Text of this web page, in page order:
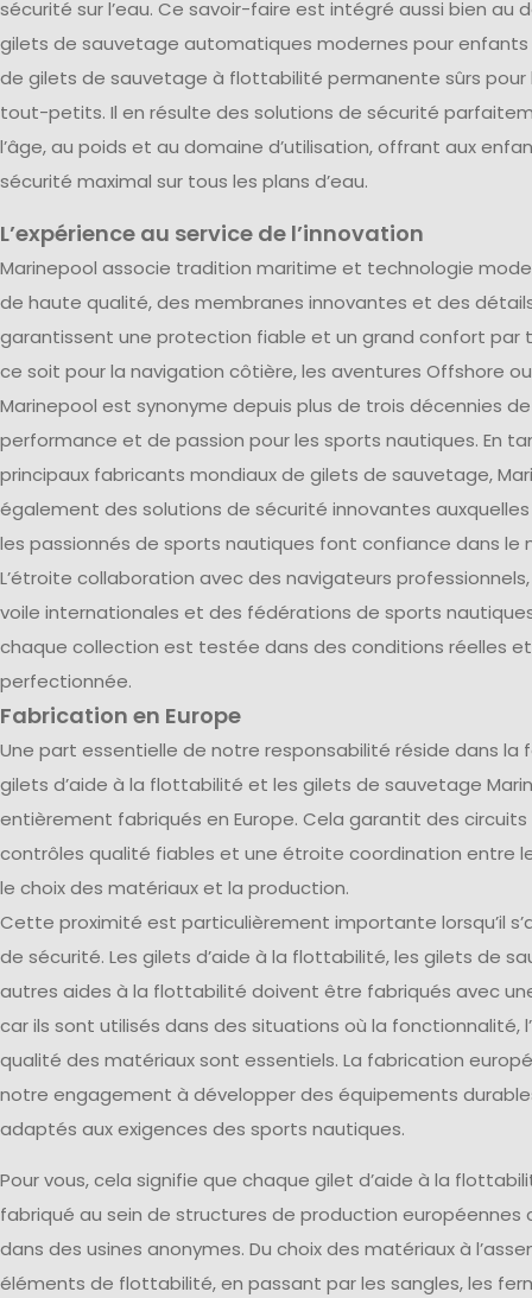
sécurité sur l’eau. Ce savoir-faire est intégré aussi bien au
gilets de sauvetage automatiques modernes pour enfants
de gilets de sauvetage à flottabilité permanente sûrs pour
tout-petits. Il en résulte des solutions de sécurité
l’âge, au poids et au domaine d’utilisation, offrant aux
sécurité maximal sur tous les plans d’eau.
L’expérience au service de l’innovation
Marinepool associe tradition maritime et technologie
de haute qualité, des membranes innovantes et des
garantissent une protection fiable et un grand confort par
ce soit pour la navigation côtière, les aventures Offshore ou
Marinepool est synonyme depuis plus de trois décennies
performance et de passion pour les sports nautiques. En
principaux fabricants mondiaux de gilets de sauvetage,
également des solutions de sécurité innovantes
les passionnés de sports nautiques font confiance dans le
L’étroite collaboration avec des navigateurs
voile internationales et des fédérations de sports
chaque collection est testée dans des conditions réelles
perfectionnée.
Fabrication en Europe
Une part essentielle de notre responsabilité réside dans la
gilets d’aide à la flottabilité et les gilets de sauvetage
entièrement fabriqués en Europe. Cela garantit des
contrôles qualité fiables et une étroite coordination entre
le choix des matériaux et la production.
Cette proximité est particulièrement importante lorsqu’il
de sécurité. Les gilets d’aide à la flottabilité, les gilets de
autres aides à la flottabilité doivent être fabriqués avec
car ils sont utilisés dans des situations où la fonctionnalité,
qualité des matériaux sont essentiels. La fabrication
notre engagement à développer des équipements
adaptés aux exigences des sports nautiques.
Pour vous, cela signifie que chaque gilet d’aide à la
fabriqué au sein de structures de production européennes
dans des usines anonymes. Du choix des matériaux à
éléments de flottabilité, en passant par les sangles, les